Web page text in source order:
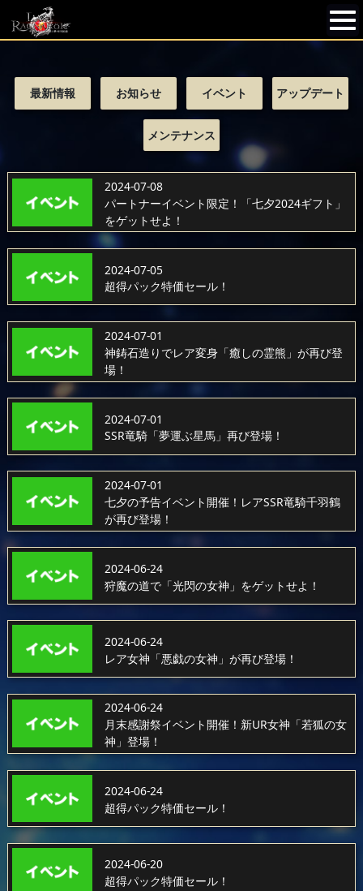
最新情報 お知らせ イベント アップデート
メンテナンス
2024-07-08
パートナーイベント限定！「七夕2024ギフト」
をゲットせよ！
2024-07-05
超得パック特価セール！
2024-07-01
神鋳石造りでレア変身「癒しの霊熊」が再び登
場！
2024-07-01
SSR竜騎「夢運ぶ星馬」再び登場！
2024-07-01
七夕の予告イベント開催！レアSSR竜騎千羽鶴
が再び登場！
2024-06-24
狩魔の道で「光閃の女神」をゲットせよ！
2024-06-24
レア女神「悪戯の女神」が再び登場！
2024-06-24
月末感謝祭イベント開催！新UR女神「若狐の女
神」登場！
2024-06-24
超得パック特価セール！
2024-06-20
超得パック特価セール！